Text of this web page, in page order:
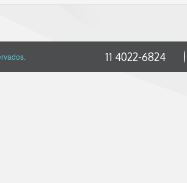
11 4022-6824